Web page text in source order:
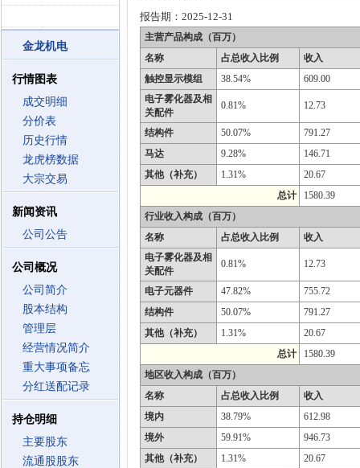
金龙机电
行情图表
成交明细
分价表
历史行情
龙虎榜数据
大宗交易
新闻资讯
公司公告
公司概况
公司简介
股本结构
管理层
经营情况简介
重大事项备忘
分红送配记录
持仓明细
主要股东
流通股股东
报告期： 2025-12-31
主营产品构成（百万）
名称
占总收入比例
收入
触控显示模组
38.54%
609.00
电子雾化器及相
关配件
0.81% 12.73
结构件 50.07%
791.27
马达
9.28%
146.71
其他（补充）
1.31%
20.67
总计
1580.39
行业收入构成（百万）
名称
占总收入比例
收入
电子雾化器及相
关配件
0.81% 12.73
电子元器件 47.82%
755.72
结构件
50.07%
791.27
其他（补充）
1.31%
20.67
总计
1580.39
地区收入构成（百万）
名称
占总收入比例
收入
境内
38.79%
612.98
境外
59.91%
946.73
其他（补充）
1.31%
20.67